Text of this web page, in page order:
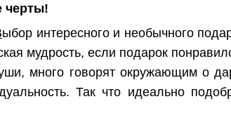
черты!
ыбор интересного и необычного
мудрость, если подарок
много говорят окружающим о
Так что идеально